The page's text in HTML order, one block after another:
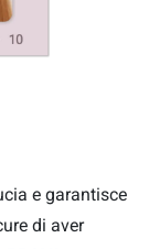
e garantisce
di aver